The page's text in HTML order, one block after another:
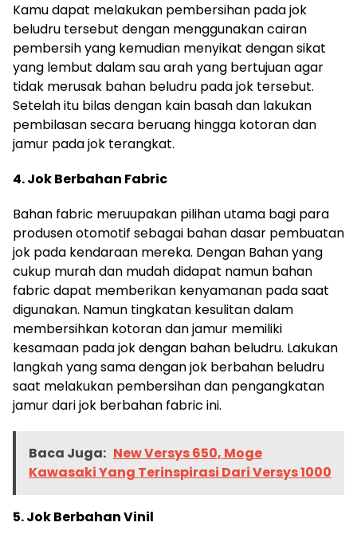
Kamu dapat melakukan pembersihan pada jok
beludru tersebut dengan menggunakan cairan
pembersih yang kemudian menyikat dengan sikat
yang lembut dalam sau arah yang bertujuan agar
tidak merusak bahan beludru pada jok tersebut.
Setelah itu bilas dengan kain basah dan lakukan
pembilasan secara beruang hingga kotoran dan
jamur pada jok terangkat.
4. Jok Berbahan Fabric
Bahan fabric meruupakan pilihan utama bagi para
produsen otomotif sebagai bahan dasar pembuatan
jok pada kendaraan mereka. Dengan Bahan yang
cukup murah dan mudah didapat namun bahan
fabric dapat memberikan kenyamanan pada saat
digunakan. Namun tingkatan kesulitan dalam
membersihkan kotoran dan jamur memiliki
kesamaan pada jok dengan bahan beludru. Lakukan
langkah yang sama dengan jok berbahan beludru
saat melakukan pembersihan dan pengangkatan
jamur dari jok berbahan fabric ini.
Baca Juga: New Versys 650, Moge
Kawasaki Yang Terinspirasi Dari Versys 1000
5. Jok Berbahan Vinil